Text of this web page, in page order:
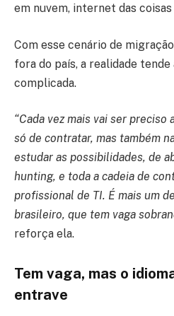
em nuvem, internet das
Com esse cenário de
fora do país, a realidade tende
complicada.
“Cada vez mais vai ser preciso
só de contratar, mas também
estudar as possibilidades, de
hunting, e toda a cadeia de
profissional de TI. É mais um
brasileiro, que tem vaga
reforça ela.
Tem vaga, mas o
entrave